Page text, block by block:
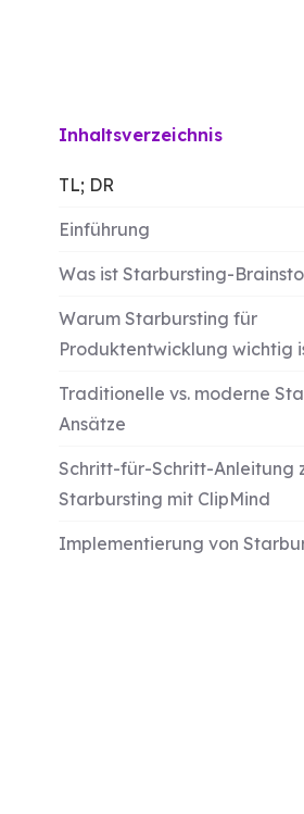
Inhaltsverzeichnis
TL; DR
Einführung
Was ist Starbursting-
Warum Starbursting für
Produktentwicklung wichtig
Traditionelle vs. moderne
Ansätze
Schritt-für-Schritt-Anleitung
Starbursting mit ClipMind
Implementierung von